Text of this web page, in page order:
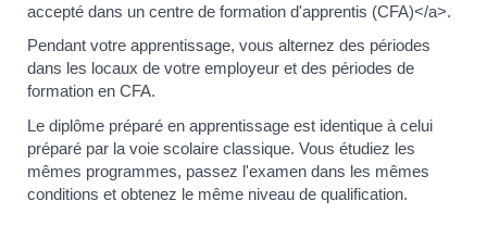
accepté dans un centre de formation d'apprentis (CFA)</a>.
Pendant votre apprentissage, vous alternez des périodes
dans les locaux de votre employeur et des périodes de
formation en CFA.
Le diplôme préparé en apprentissage est identique à celui
préparé par la voie scolaire classique. Vous étudiez les
mêmes programmes, passez l'examen dans les mêmes
conditions et obtenez le même niveau de qualification.